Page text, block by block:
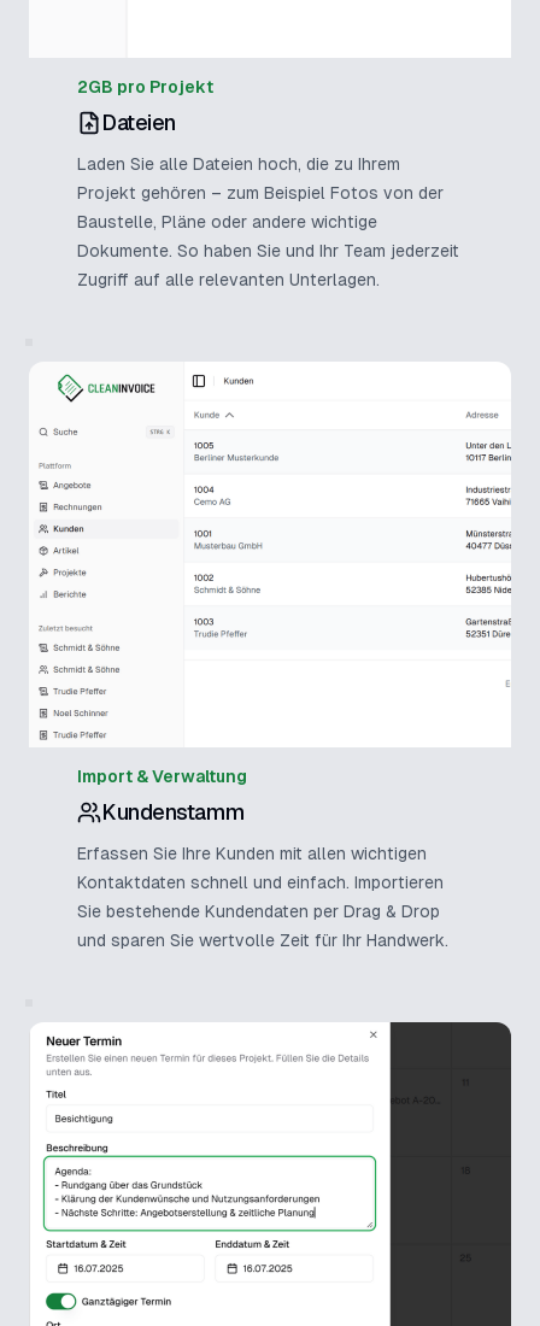
2GB pro Projekt
Dateien
Laden Sie alle Dateien hoch, die zu Ihrem
Projekt gehören – zum Beispiel Fotos von der
Baustelle, Pläne oder andere wichtige
Dokumente. So haben Sie und Ihr Team jederzeit
Zugriff auf alle relevanten Unterlagen.
Import & Verwaltung
Kundenstamm
Erfassen Sie Ihre Kunden mit allen wichtigen
Kontaktdaten schnell und einfach. Importieren
Sie bestehende Kundendaten per Drag & Drop
und sparen Sie wertvolle Zeit für Ihr Handwerk.